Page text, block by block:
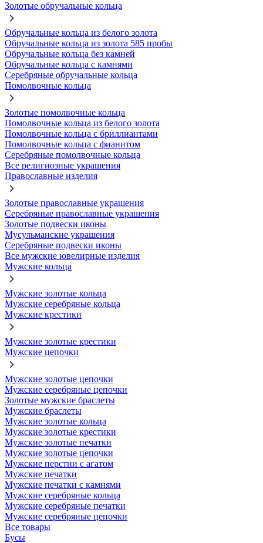
Золотые обручальные кольца
Обручальные кольца из белого золота
Обручальные кольца из золота 585 пробы
Обручальные кольца без камней
Обручальные кольца с камнями
Серебряные обручальные кольца
Помолвочные кольца
Золотые помолвочные кольца
Помолвочные кольца из белого золота
Помолвочные кольца с бриллиантами
Помолвочные кольца с фианитом
Серебряные помолвочные кольца
Все религиозные украшения
Православные изделия
Золотые православные украшения
Серебряные православные украшения
Золотые подвески иконы
Мусульманские украшения
Серебряные подвески иконы
Все мужские ювелирные изделия
Мужские кольца
Мужские золотые кольца
Мужские серебряные кольца
Мужские крестики
Мужские золотые крестики
Мужские цепочки
Мужские золотые цепочки
Мужские серебряные цепочки
Золотые мужские браслеты
Мужские браслеты
Мужские золотые кольца
Мужские золотые крестики
Мужские золотые печатки
Мужские золотые цепочки
Мужские перстни с агатом
Мужские печатки
Мужские печатки с камнями
Мужские серебряные кольца
Мужские серебряные печатки
Мужские серебряные цепочки
Все товары
Бусы